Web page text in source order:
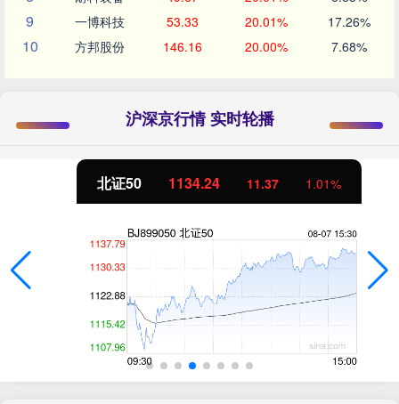
9 一博科技 53.33 20.01% 17.26%
10 方邦股份 146.16 20.00% 7.68%
沪深京行情 实时轮播
北证50 1134.24 11.37 1.01%